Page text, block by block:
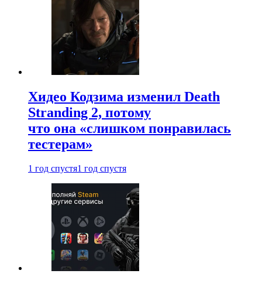
Хидео Кодзима изменил Death
Stranding 2, потому
что она «слишком понравилась
тестерам»
1 год спустя1 год спустя